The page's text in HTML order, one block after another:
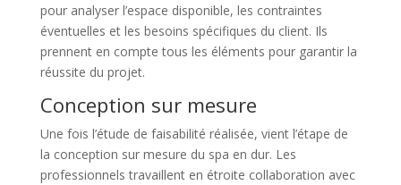
pour analyser l’espace disponible, les contraintes
éventuelles et les besoins spécifiques du client. Ils
prennent en compte tous les éléments pour garantir la
réussite du projet.
Conception sur mesure
Une fois l’étude de faisabilité réalisée, vient l’étape de
la conception sur mesure du spa en dur. Les
professionnels travaillent en étroite collaboration avec